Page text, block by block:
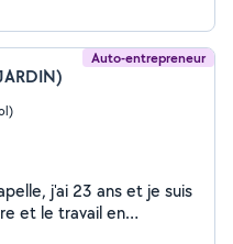
Auto-entrepreneur
j'ai 23 ans et je suis
et le travail en